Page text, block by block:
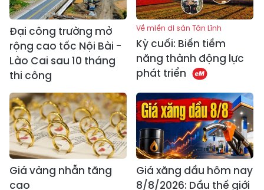
Đại công trường mở
rộng cao tốc Nội Bài -
Lào Cai sau 10 tháng
thi công
Về miền di sản Tân Lĩnh
Kỳ cuối: Biến tiềm
năng thành động lực
phát triển
Giá vàng nhẫn tăng
cao
Giá xăng dầu hôm nay
8/8/2026: Dầu thế giới